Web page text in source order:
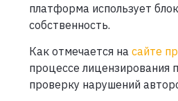
платформа использует
собственность.
Как отмечается на сайте
процессе
проверку нарушений